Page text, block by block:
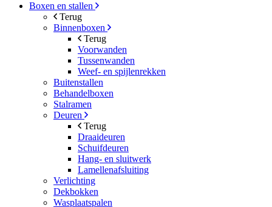
Boxen en stallen
Terug
Binnenboxen
Terug
Voorwanden
Tussenwanden
Weef- en spijlenrekken
Buitenstallen
Behandelboxen
Stalramen
Deuren
Terug
Draaideuren
Schuifdeuren
Hang- en sluitwerk
Lamellenafsluiting
Verlichting
Dekbokken
Wasplaatspalen